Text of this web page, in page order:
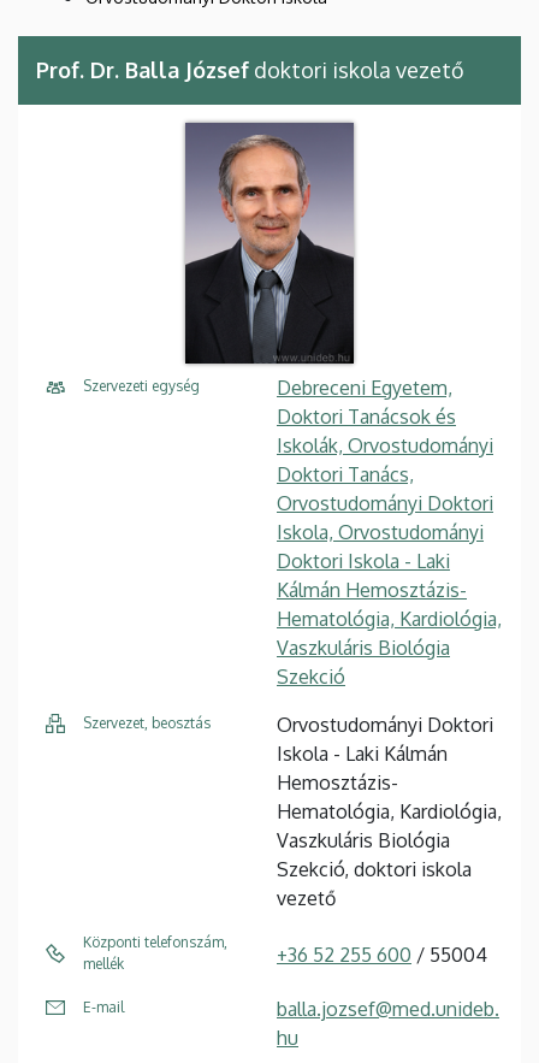
Prof. Dr. Balla József doktori iskola vezető
Szervezeti egység
Debreceni Egyetem,
Doktori Tanácsok és
Iskolák, Orvostudományi
Doktori Tanács,
Orvostudományi Doktori
Iskola, Orvostudományi
Doktori Iskola - Laki
Kálmán Hemosztázis-
Hematológia, Kardiológia,
Vaszkuláris Biológia
Szekció
Szervezet, beosztás
Orvostudományi Doktori
Iskola - Laki Kálmán
Hemosztázis-
Hematológia, Kardiológia,
Vaszkuláris Biológia
Szekció, doktori iskola
vezető
Központi telefonszám,
mellék
+36 52 255 600 / 55004
E-mail
balla.jozsef@med.unideb.
hu